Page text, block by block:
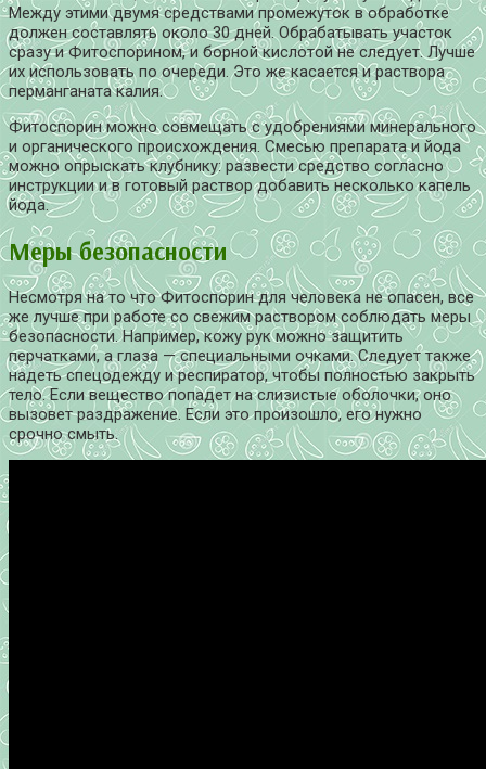
Между этими двумя средствами промежуток в обработке
должен составлять около 30 дней. Обрабатывать участок
сразу и Фитоспорином, и борной кислотой не следует. Лучше
их использовать по очереди. Это же касается и раствора
перманганата калия.
Фитоспорин можно совмещать с удобрениями минерального
и органического происхождения. Смесью препарата и йода
можно опрыскать клубнику: развести средство согласно
инструкции и в готовый раствор добавить несколько капель
йода.
Меры безопасности
Несмотря на то что Фитоспорин для человека не опасен, все
же лучше при работе со свежим раствором соблюдать меры
безопасности. Например, кожу рук можно защитить
перчатками, а глаза — специальными очками. Следует также
надеть спецодежду и респиратор, чтобы полностью закрыть
тело. Если вещество попадет на слизистые оболочки, оно
вызовет раздражение. Если это произошло, его нужно
срочно смыть.